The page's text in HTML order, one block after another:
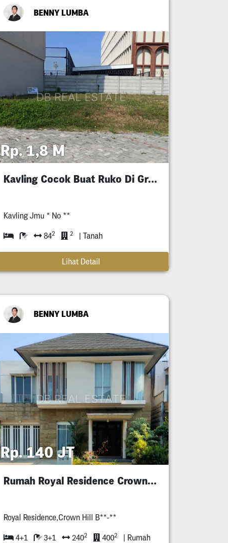
BENNY LUMBA
Rp. 1,8 M
Kavling Cocok Buat Ruko Di Grand Pakuwon
Kavling Jmu * No **
842 2 | Tanah
Lihat Detail
BENNY LUMBA
Rp. 140 JT
Rumah Royal Residence Crown Hill
Royal Residence,Crown Hill B**-**
4+1 3+1 2402 4002 | Rumah